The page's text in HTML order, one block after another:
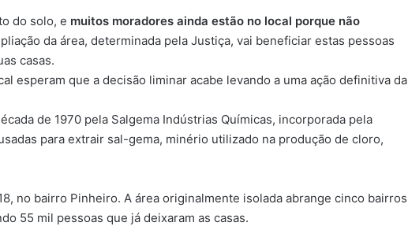
do solo, e muitos moradores ainda estão no local porque não
da área, determinada pela Justiça, vai beneficiar estas pessoas
casas.
esperam que a decisão liminar acabe levando a uma ação definitiva da
de 1970 pela Salgema Indústrias Químicas, incorporada pela
para extrair sal-gema, minério utilizado na produção de cloro,
no bairro Pinheiro. A área originalmente isolada abrange cinco bairros
55 mil pessoas que já deixaram as casas.